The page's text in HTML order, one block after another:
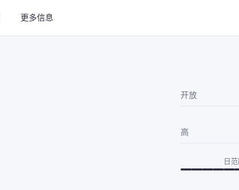
更多信息
开放
高
日